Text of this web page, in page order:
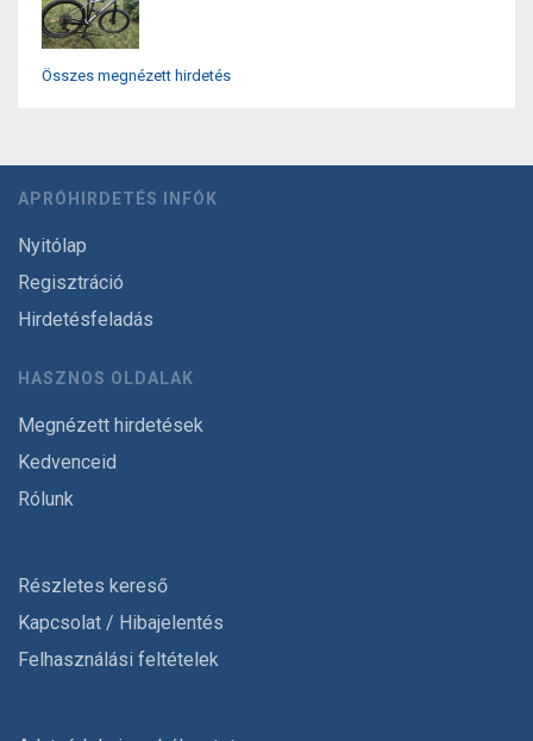
Összes megnézett hirdetés
APRÓHIRDETÉS INFÓK
Nyitólap
Regisztráció
Hirdetésfeladás
HASZNOS OLDALAK
Megnézett hirdetések
Kedvenceid
Rólunk
Részletes kereső
Kapcsolat / Hibajelentés
Felhasználási feltételek